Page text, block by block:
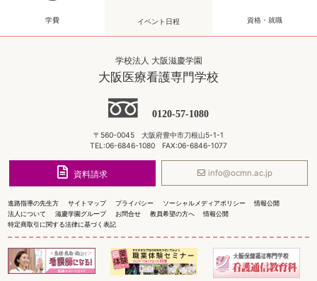
学費 イベント日程 資格・就職
学校法人 大阪滋慶学園
大阪医療看護専門学校
0120-57-1080
〒560-0045 大阪府豊中市刀根山5-1-1
TEL:06-6846-1080 FAX:06-6846-1077
資料請求 info@ocmn.ac.jp
進路指導の先生方 サイトマップ プライバシー ソーシャルメディアポリシー
情報公開
法人について
滋慶学園グループ お問合せ 教員希望の方へ
情報公開
特定商取引に関する法律に基づく表記